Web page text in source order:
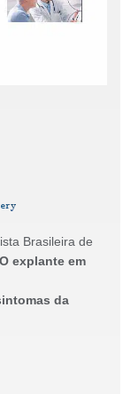
Brasileira de
explante em
da